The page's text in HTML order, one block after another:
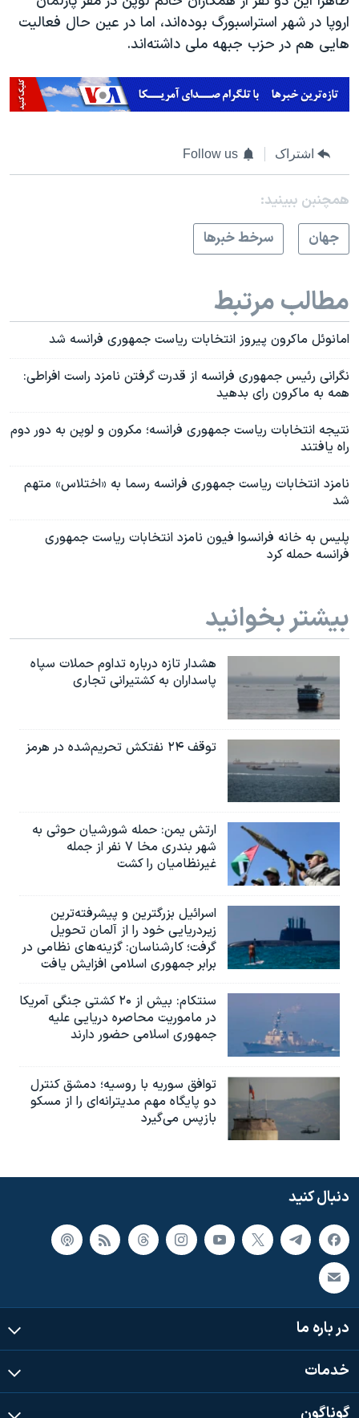
اروپا در شهر استراسبورگ بوده‌اند، اما در عین حال فعالیت
هایی هم در حزب جبهه ملی داشته‌اند.
اشتراک Follow us
همچنبن ببینید:
جهان
سرخط خبرها
مطالب مرتبط
امانوئل ماکرون پیروز انتخابات ریاست جمهوری فرانسه شد
نگرانی رئیس جمهوری فرانسه از قدرت گرفتن نامزد راست افراطی:
همه به ماکرون رای بدهید
نتیجه انتخابات ریاست جمهوری فرانسه؛ مکرون و لوپن به دور دوم
راه یافتند
نامزد انتخابات ریاست جمهوری فرانسه رسما به «اختلاس» متهم
شد
پلیس به خانه فرانسوا فیون نامزد انتخابات ریاست جمهوری
فرانسه حمله کرد
بیشتر بخوانید
هشدار تازه درباره تداوم حملات سپاه
پاسداران به کشتیرانی تجاری
توقف ۲۴ نفتکش تحریم‌شده در هرمز
ارتش یمن: حمله شورشیان حوثی به
شهر بندری مخا ۷ نفر از جمله
غیرنظامیان را کشت
اسرائيل بزرگترین و پیشرفته‌ترین
زیردریایی خود را از آلمان تحویل
گرفت؛ کارشناسان: گزینه‌های نظامی در
برابر جمهوری اسلامی افزایش یافت
سنتکام: بیش از ۲۰ کشتی جنگی آمریکا
در ماموریت محاصره دریایی علیه
جمهوری اسلامی حضور دارند
توافق سوریه با روسیه؛ دمشق کنترل
دو پایگاه مهم مدیترانه‌ای را از مسکو
بازپس می‌گیرد
دنبال کنید
در باره ما
خدمات
گوناگون